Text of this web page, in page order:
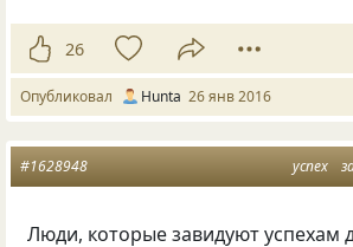
26
Опубликовал Hunta 26 янв 2016
успех
#1628948
Люди, которые завидуют успехам